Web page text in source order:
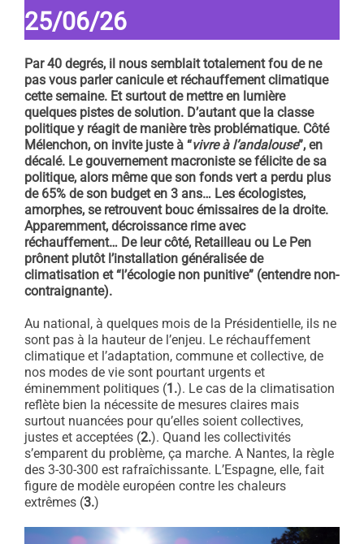
25/06/26
Par 40 degrés, il nous semblait totalement fou de ne
pas vous parler canicule et réchauffement climatique
cette semaine. Et surtout de mettre en lumière
quelques pistes de solution. D’autant que la classe
politique y réagit de manière très problématique. Côté
Mélenchon, on invite juste à “vivre à l’andalouse”, en
décalé. Le gouvernement macroniste se félicite de sa
politique, alors même que son fonds vert a perdu plus
de 65% de son budget en 3 ans… Les écologistes,
amorphes, se retrouvent bouc émissaires de la droite.
Apparemment, décroissance rime avec
réchauffement… De leur côté, Retailleau ou Le Pen
prônent plutôt l’installation généralisée de
climatisation et “l’écologie non punitive” (entendre non-
contraignante).
Au national, à quelques mois de la Présidentielle, ils ne
sont pas à la hauteur de l’enjeu. Le réchauffement
climatique et l’adaptation, commune et collective, de
nos modes de vie sont pourtant urgents et
éminemment politiques (1.). Le cas de la climatisation
reflète bien la nécessite de mesures claires mais
surtout nuancées pour qu’elles soient collectives,
justes et acceptées (2.). Quand les collectivités
s’emparent du problème, ça marche. A Nantes, la règle
des 3-30-300 est rafraîchissante. L’Espagne, elle, fait
figure de modèle européen contre les chaleurs
extrêmes (3.)